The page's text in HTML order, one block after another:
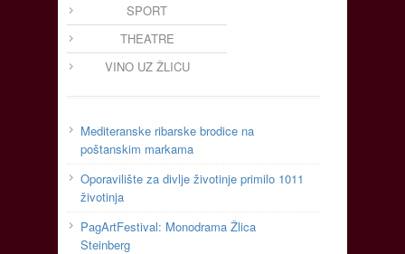
SPORT
THEATRE
VINO UZ ŽLICU
Mediteranske ribarske brodice na
poštanskim markama
Oporavilište za divlje životinje primilo 1011
životinja
PagArtFestival: Monodrama Žlica
Steinberg